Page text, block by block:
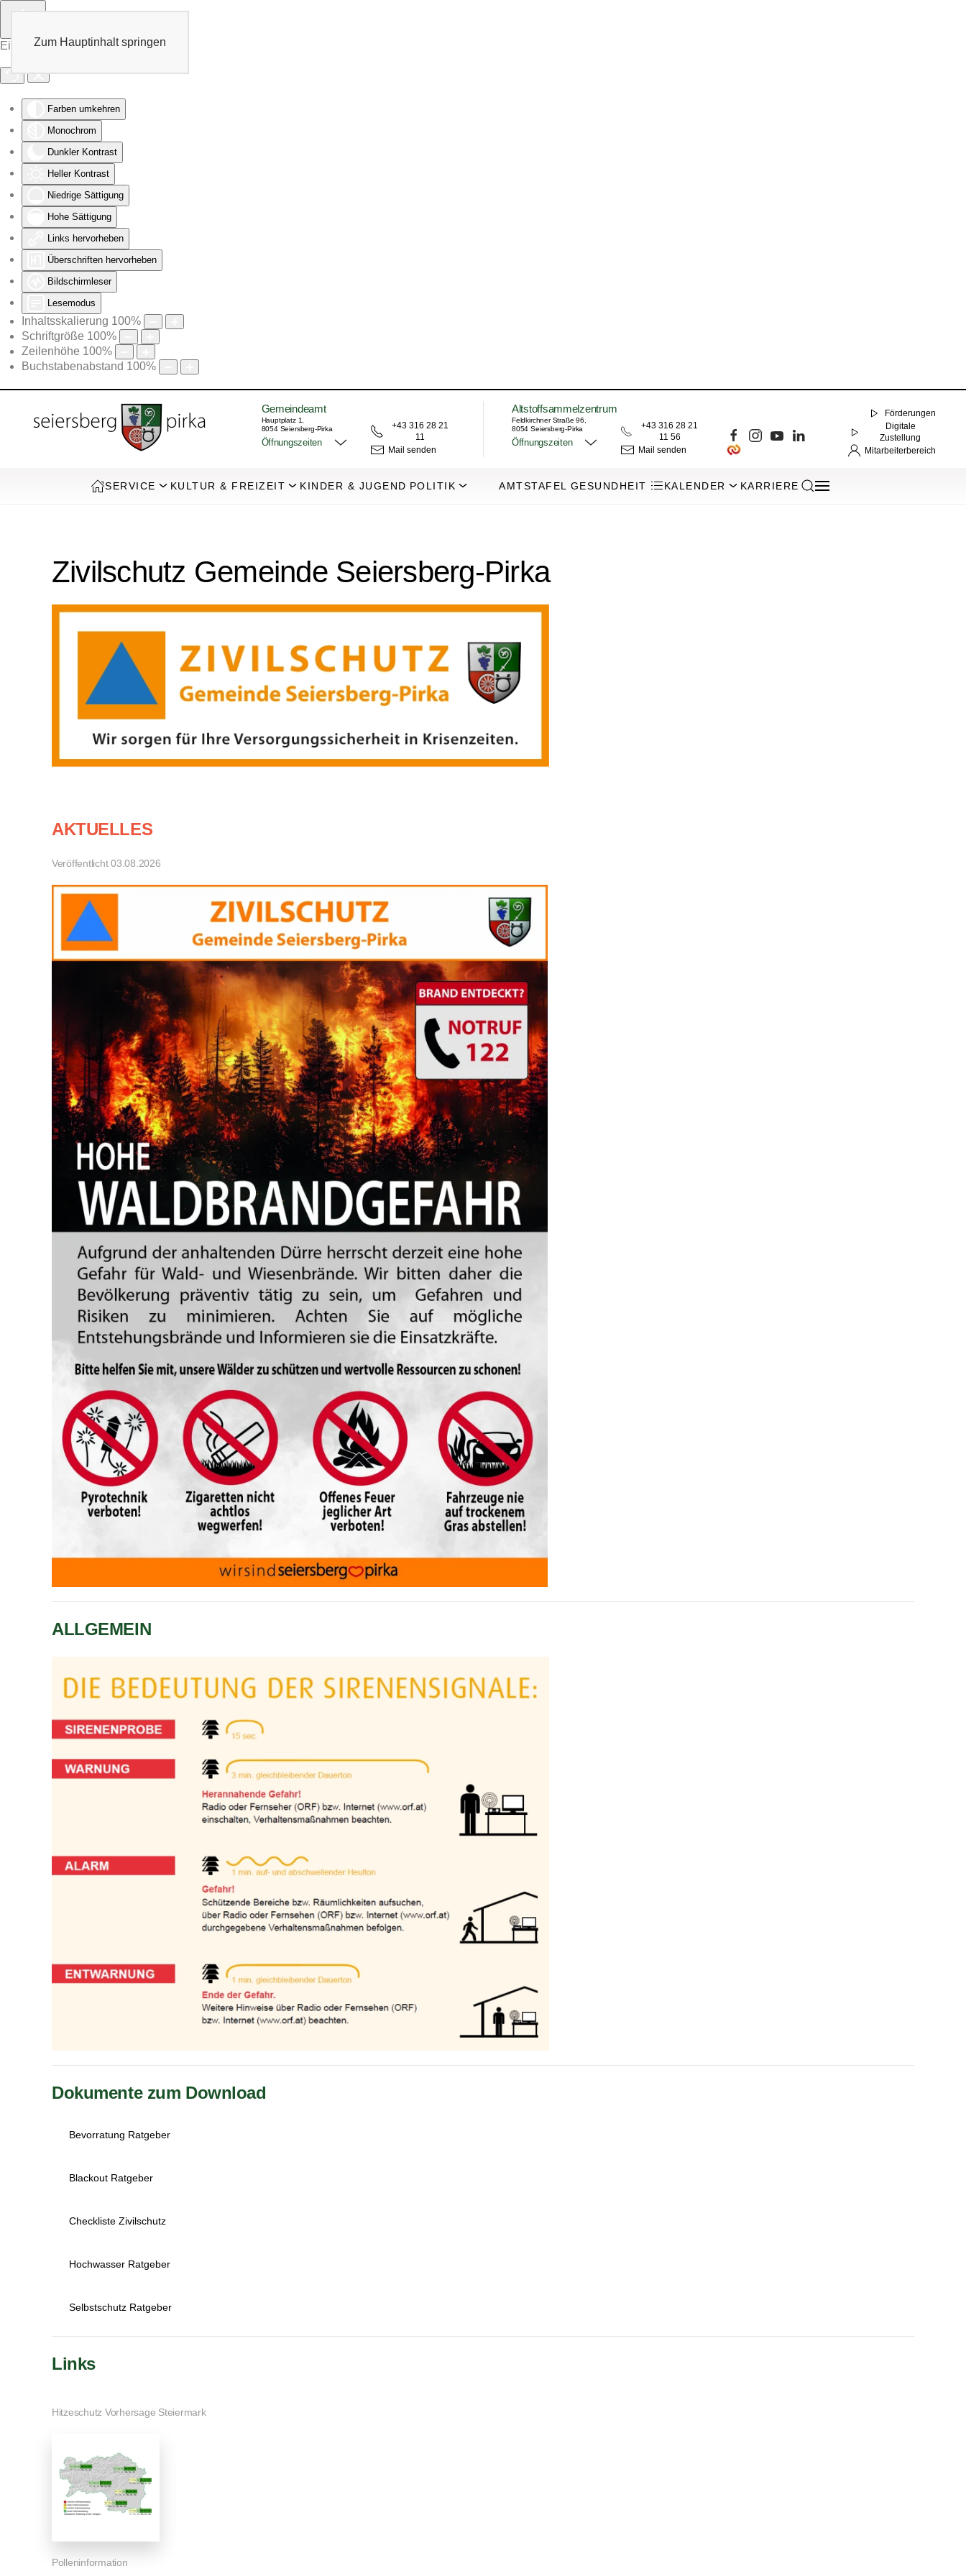
Eingabehilfen öffnen
Farben umkehren
Monochrom
Dunkler Kontrast
Heller Kontrast
Niedrige Sättigung
Hohe Sättigung
Links hervorheben
Überschriften hervorheben
Bildschirmleser
Lesemodus
Inhaltsskalierung 100%
Schriftgröße 100%
Zeilenhöhe 100%
Buchstabenabstand 100%
Zum Hauptinhalt springen
Gemeindeamt
Hauptplatz 1,
8054 Seiersberg-Pirka
Öffnungszeiten
+43 316 28 21
11
Mail senden
Altstoffsammelzentrum
Feldkirchner Straße 96,
8054 Seiersberg-Pirka
Öffnungszeiten
+43 316 28 21
11 56
Mail senden
Förderungen
Digitale
Zustellung
Mitarbeiterbereich
SERVICE KULTUR & FREIZEIT KINDER & JUGEND POLITIK AMTSTAFEL GESUNDHEIT KALENDER KARRIERE
Zivilschutz Gemeinde Seiersberg-Pirka
AKTUELLES
Veröffentlicht 03.08.2026
ALLGEMEIN
Dokumente zum Download
Bevorratung Ratgeber
Blackout Ratgeber
Checkliste Zivilschutz
Hochwasser Ratgeber
Selbstschutz Ratgeber
Links
Hitzeschutz Vorhersage Steiermark
Polleninformation